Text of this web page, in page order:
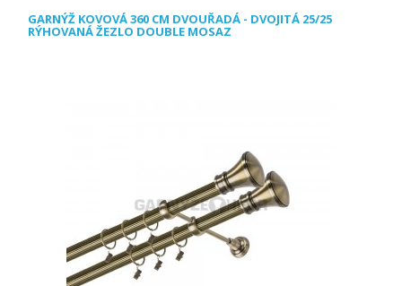
GARNÝŽ KOVOVÁ 360 CM DVOUŘADÁ - DVOJITÁ 25/25
RÝHOVANÁ ŽEZLO DOUBLE MOSAZ